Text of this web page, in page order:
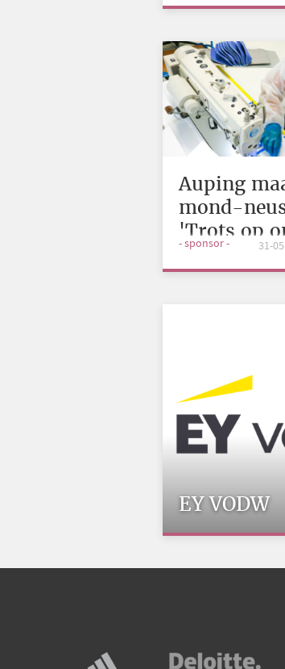
Auping
mond-
'Trots op
- sponsor - 31-
EY VODW